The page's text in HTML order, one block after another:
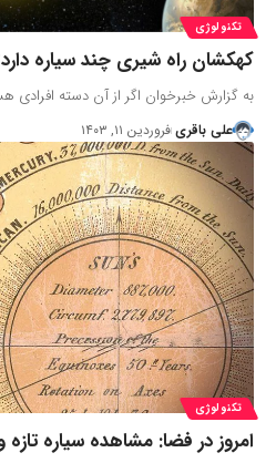
تکنولوژی
کهکشان راه شیری چند سیاره
به گزارش خبرخوان اگر از آن دسته افرادی
علی باقری فروردین ۱۱, ۱۴۰۳
تکنولوژی
امروز در فضا: مشاهده سیاره